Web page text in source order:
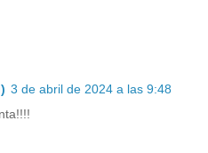
3 de abril de 2024 a las 9:48